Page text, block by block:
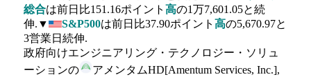
総合は前日比151.16ポイント 高の1万7,601.05と続
伸.▼
S&P500は前日比37.90ポイント 高の5,670.97と
3営業日続伸.
政府向けエンジニアリング・テクノロジー・ソリュ
ーションの
アメンタムHD[Amentum Services, Inc.],